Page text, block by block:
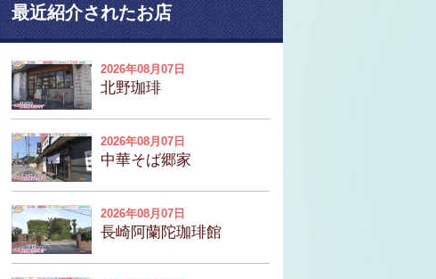
最近紹介されたお店
2026年08月07日
北野珈琲
2026年08月07日
中華そば郷家
2026年08月07日
長崎阿蘭陀珈琲館